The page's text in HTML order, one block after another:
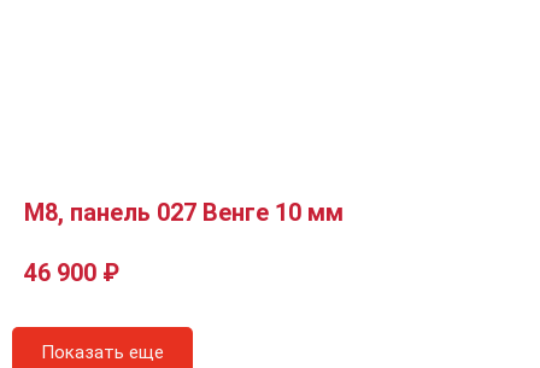
М8, панель 027 Венге 10 мм
46 900 ₽
Показать еще